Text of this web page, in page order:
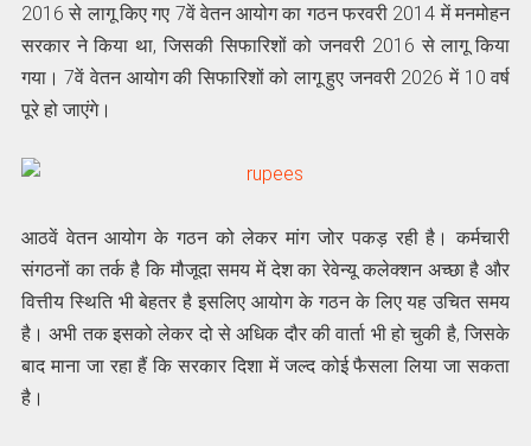
2016 से लागू किए गए 7वें वेतन आयोग का गठन फरवरी 2014 में मनमोहन
सरकार ने किया था, जिसकी सिफारिशों को जनवरी 2016 से लागू किया
गया। 7वें वेतन आयोग की सिफारिशों को लागू हुए जनवरी 2026 में 10 वर्ष
पूरे हो जाएंगे।
आठवें वेतन आयोग के गठन को लेकर मांग जोर पकड़ रही है। कर्मचारी
संगठनों का तर्क है कि मौजूदा समय में देश का रेवेन्यू कलेक्शन अच्छा है और
वित्तीय स्थिति भी बेहतर है इसलिए आयोग के गठन के लिए यह उचित समय
है। अभी तक इसको लेकर दो से अधिक दौर की वार्ता भी हो चुकी है, जिसके
बाद माना जा रहा हैं कि सरकार दिशा में जल्द कोई फैसला लिया जा सकता
है।